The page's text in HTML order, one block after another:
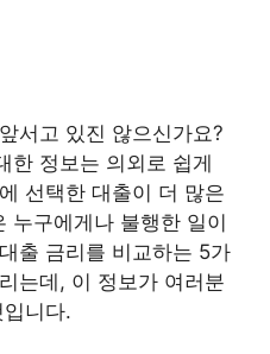
서고 있진 않으신가요?
한 정보는 의외로 쉽게
선택한 대출이 더 많은
누구에게나 불행한 일이
출 금리를 비교하는 5가
는데, 이 정보가 여러분
니다.